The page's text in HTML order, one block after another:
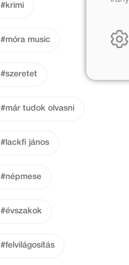
#krimi
#móra music
#szeretet
#már tudok olvasni
#lackfi jános
#népmese
#évszakok
#felvilágosítás